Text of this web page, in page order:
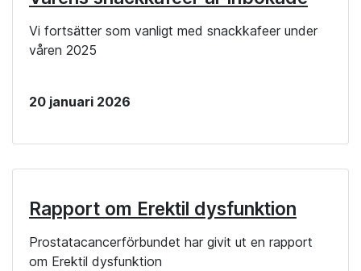
Vi fortsätter som vanligt med snackkafeer under
våren 2025
20 januari 2026
Rapport om Erektil dysfunktion
Prostatacancerförbundet har givit ut en rapport
om Erektil dysfunktion